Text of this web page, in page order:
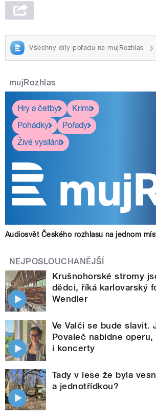
Všechny díly pořadu na mujRozhlas
mujRozhlas
Hry a četby
Krimi
Pohádky
Pořady
Živé vysílání
Audiosvět Českého rozhlasu na jednom
NEJPOSLOUCHANĚJŠÍ
Krušnohorské stromy
dědci, říká karlovarský
Wendler
Ve Valči se bude slavit.
Povaleč nabídne
i koncerty
Tady v lese že byla
a jednotřídkou?